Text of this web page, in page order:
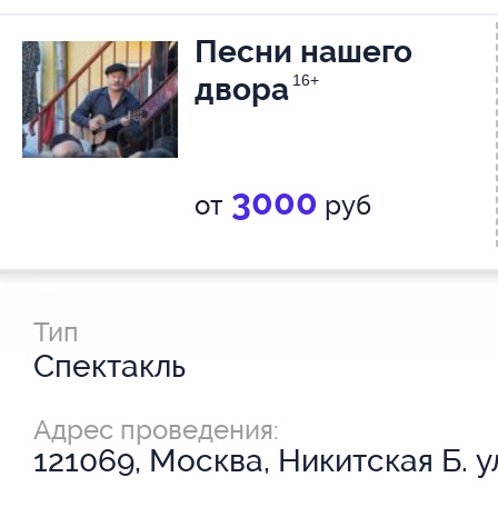
Песни нашего
двора 16+
от 3000 руб
Тип
Спектакль
Адрес проведения:
121069, Москва, Никитская Б.